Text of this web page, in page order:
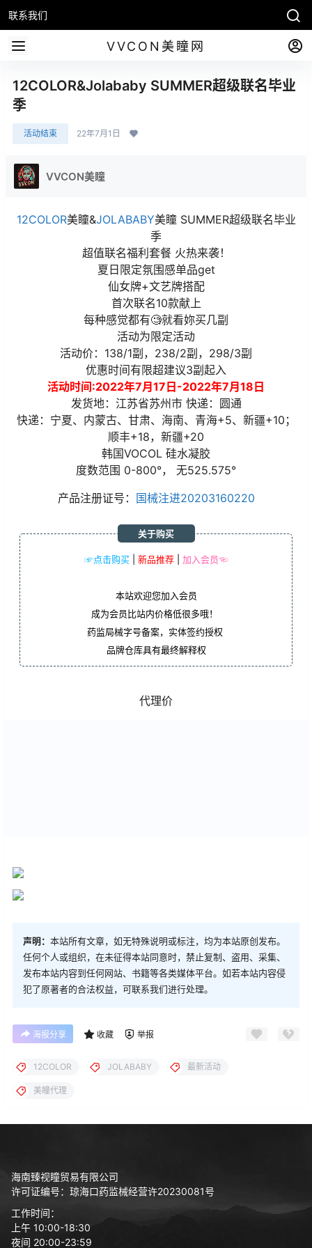
联系我们
VVCON美瞳网
12COLOR&Jolababy SUMMER超级联名毕业
季
活动结束 22年7月1日
VVCON美瞳
12COLOR美瞳&JOLABABY美瞳 SUMMER超级联名毕业
季
超值联名福利套餐 火热来袭！
夏日限定氛围感单品get
仙女牌+文艺牌搭配
首次联名10款献上
每种感觉都有🧐就看妳买几副
活动为限定活动
活动价：138/1副，238/2副，298/3副
优惠时间有限超建议3副起入
活动时间:2022年7月17日-2022年7月18日
发货地：江苏省苏州市 快递：圆通
快递：宁夏、内蒙古、甘肃、海南、青海+5、新疆+10；
顺丰+18，新疆+20
韩国VOCOL 硅水凝胶
度数范围 0-800°， 无525.575°
产品注册证号：
国械注进20203160220
☞点击购买 新品推荐 加入会员☜
关于购买
本站欢迎您加入会员
成为会员比站内价格低很多哦！
药监局械字号备案，实体签约授权
品牌仓库具有最终解释权
代理价
声明： 本站所有文章，如无特殊说明或标注，均为本站原创发布。
任何个人或组织，在未征得本站同意时，禁止复制、盗用、采集、
发布本站内容到任何网站、书籍等各类媒体平台。如若本站内容侵
犯了原著者的合法权益，可联系我们进行处理。
海报分享 收藏 举报
12COLOR JOLABABY 最新活动
美瞳代理
海南臻视瞳贸易有限公司
许可证编号：琼海口药监械经营许20230081号
工作时间：
上午 10:00-18:30
夜间 20:00-23:59